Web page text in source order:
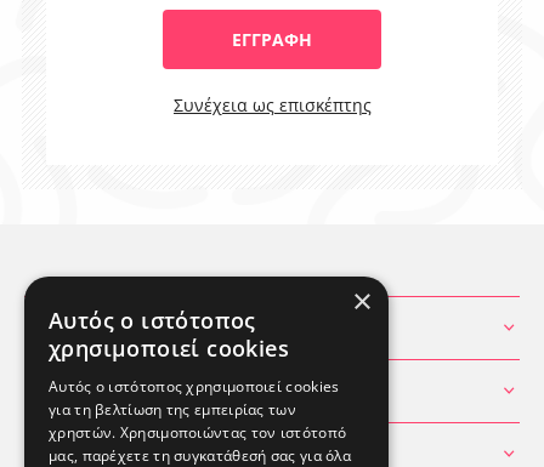
ΧΡΗΣΙΜΕΣ ΠΛΗΡΟΦΟΡΙΕΣ
ΘΕΣ ΒΟΗΘΕΙΑ
ΛΟΓΑΡΙΑΣΜΟΣ
×
Αυτός ο ιστότοπος
χρησιμοποιεί cookies
Αυτός ο ιστότοπος χρησιμοποιεί cookies
για τη βελτίωση της εμπειρίας των
χρηστών. Χρησιμοποιώντας τον ιστότοπό
μας, παρέχετε τη συγκατάθεσή σας για όλα